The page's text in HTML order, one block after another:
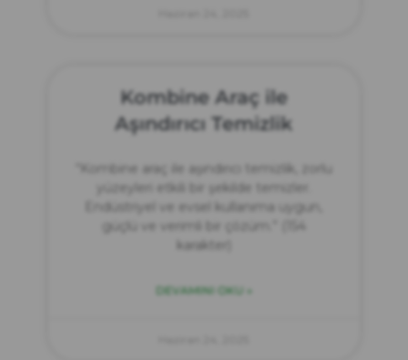
Kombine Araç ile
Aşındırıcı Temizlik
“Kombine araç ile aşındırıcı temizlik, zorlu
yüzeyleri etkili bir şekilde temizler.
Endüstriyel ve evsel kullanıma uygun,
güçlü ve verimli bir çözüm.” (154
karakter)
DEVAMINI OKU »